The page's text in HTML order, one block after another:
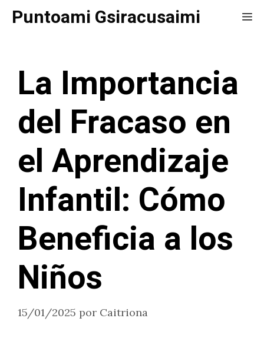
SaltarPuntoami Gsiracusaimi
La Importancia
del Fracaso en
el Aprendizaje
Infantil: Cómo
Beneficia a los
Niños
15/01/2025 por Caitriona